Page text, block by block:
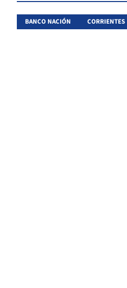
BANCO NACIÓN CORRIENTES